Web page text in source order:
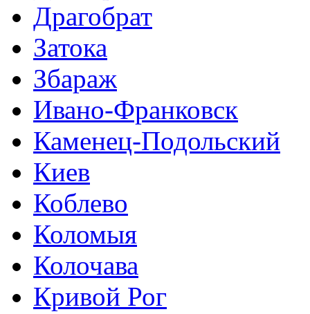
Драгобрат
Затока
Збараж
Ивано-Франковск
Каменец-Подольский
Киев
Коблево
Коломыя
Колочава
Кривой Рог